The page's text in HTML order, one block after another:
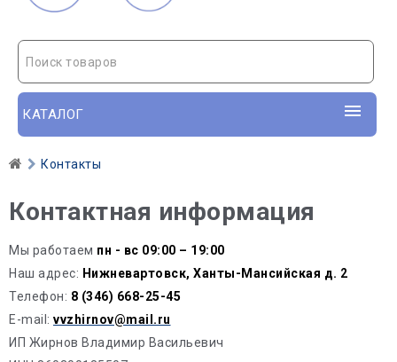
Поиск товаров
КАТАЛОГ
Контакты
Контактная информация
Мы работаем пн - вс 09:00 – 19:00
Наш адрес: Нижневартовск, Ханты-Мансийская д. 2
Телефон: 8 (346) 668-25-45
E-mail: vvzhirnov@mail.ru
ИП Жирнов Владимир Васильевич